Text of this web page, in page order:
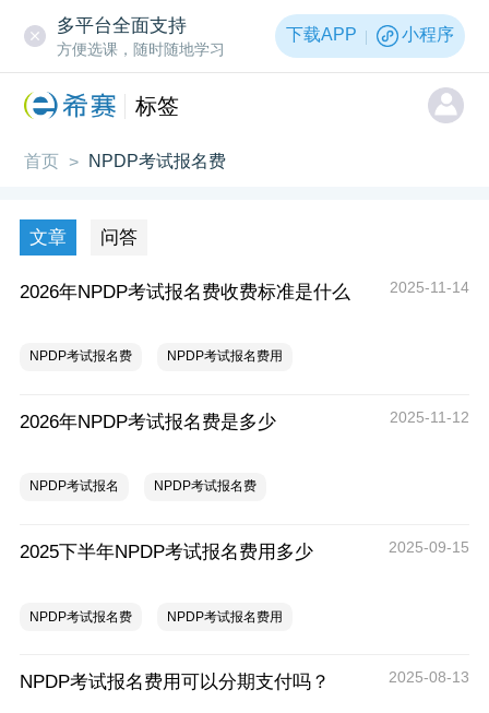
多平台全面支持
方便选课，随时随地学习
下载APP 小程序
标签
首页 > NPDP考试报名费
文章 问答
2026年NPDP考试报名费收费标准是什么 2025-11-14
NPDP考试报名费 NPDP考试报名费用
2026年NPDP考试报名费是多少 2025-11-12
NPDP考试报名 NPDP考试报名费
2025下半年NPDP考试报名费用多少 2025-09-15
NPDP考试报名费 NPDP考试报名费用
NPDP考试报名费用可以分期支付吗？ 2025-08-13